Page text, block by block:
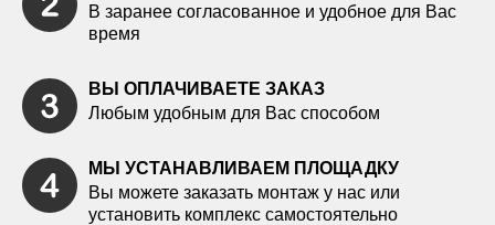
В заранее согласованное и удобное для Вас
время
ВЫ ОПЛАЧИВАЕТЕ ЗАКАЗ
Любым удобным для Вас способом
МЫ УСТАНАВЛИВАЕМ ПЛОЩАДКУ
Вы можете заказать монтаж у нас или
установить комплекс самостоятельно